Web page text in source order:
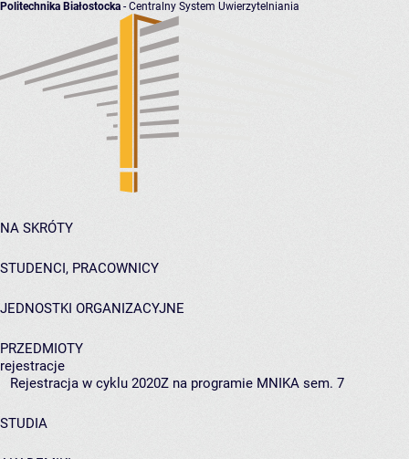
Politechnika Białostocka - Centralny System Uwierzytelniania
NA SKRÓTY
STUDENCI, PRACOWNICY
JEDNOSTKI ORGANIZACYJNE
PRZEDMIOTY
rejestracje
Rejestracja w cyklu 2020Z na programie MNIKA sem. 7
STUDIA